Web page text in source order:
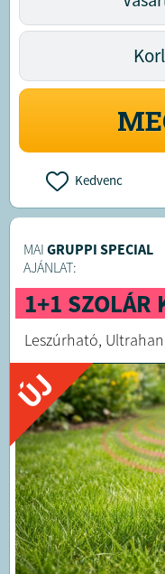
Kedvenc
MAI GRUPPI SPECIAL
AJÁNLAT:
1+1 SZOLÁR
Leszúrható,
ÚJ